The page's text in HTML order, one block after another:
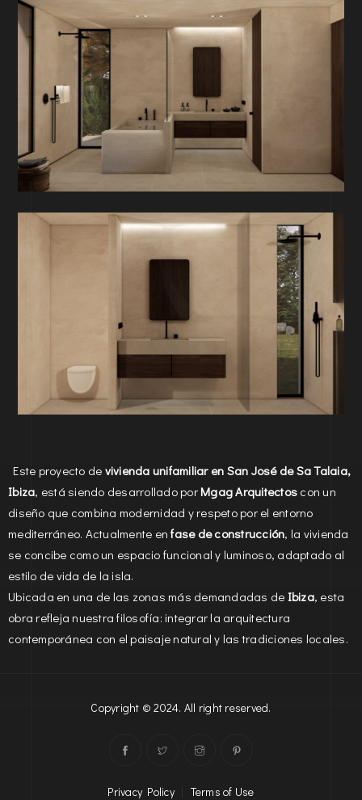
Este proyecto de vivienda unifamiliar en San José de Sa Talaia,
Ibiza, está siendo desarrollado por Mgag Arquitectos con un
diseño que combina modernidad y respeto por el entorno
mediterráneo. Actualmente enfase de construcción, la vivienda
se concibe como un espacio funcional y luminoso, adaptado al
estilo de vida de la isla.
Ubicada en una de las zonas más demandadas de Ibiza, esta
obra refleja nuestra filosofía: integrar la arquitectura
contemporánea con el paisaje natural y las tradiciones locales.
Copyright © 2024. All right reserved.
Privacy Policy Terms of Use